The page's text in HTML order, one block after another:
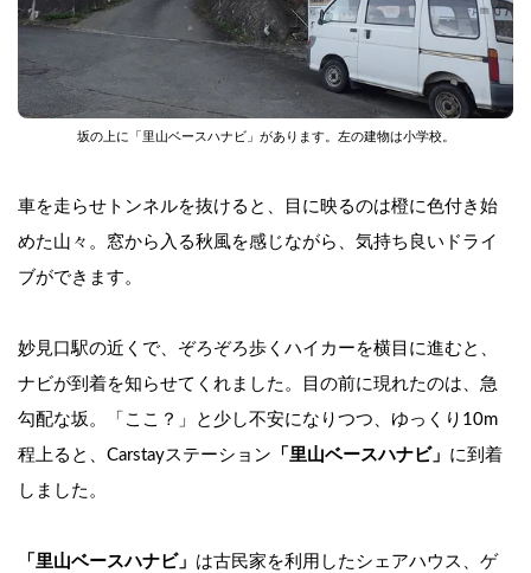
坂の上に「里山ベースハナビ」があります。左の建物は小学校。
車を走らせトンネルを抜けると、目に映るのは橙に色付き始
めた山々。窓から入る秋風を感じながら、気持ち良いドライ
ブができます。
妙見口駅の近くで、ぞろぞろ歩くハイカーを横目に進むと、
ナビが到着を知らせてくれました。目の前に現れたのは、急
勾配な坂。「ここ？」と少し不安になりつつ、ゆっくり10m
程上ると、Carstayステーション 「里山ベースハナビ」 に到着
しました。
「里山ベースハナビ」 は古民家を利用したシェアハウス、ゲ